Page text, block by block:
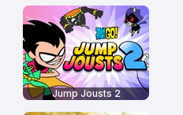
Jump Jousts 2